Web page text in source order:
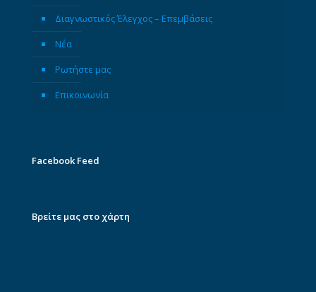
Διαγνωστικός Έλεγχος – Επεμβάσεις
Νέα
Ρωτήστε μας
Επικοινωνία
Facebook Feed
Βρείτε μας στο χάρτη